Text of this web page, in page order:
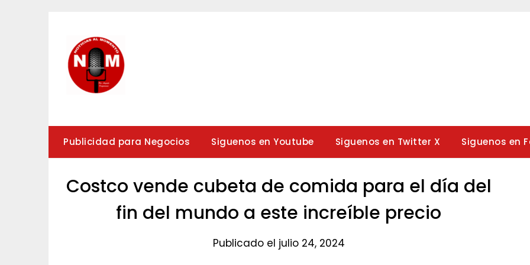
Publicidad para Negocios Siguenos en Youtube Siguenos en Twitter X Siguenos en
Costco vende cubeta de comida para el día del
fin del mundo a este increíble precio​
Publicado el julio 24, 2024